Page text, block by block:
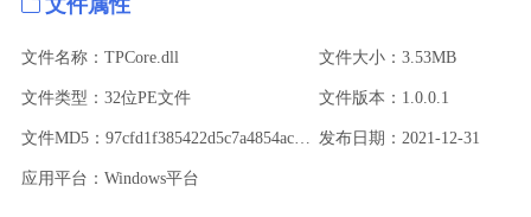
文件属性
文件名称：TPCore.dll 文件大小：3.53MB
文件类型：32位PE文件 文件版本：1.0.0.1
文件MD5：97cfd1f385422d5c7a4854ac67d3bb38 发布日期：2021-12-31
应用平台：Windows平台